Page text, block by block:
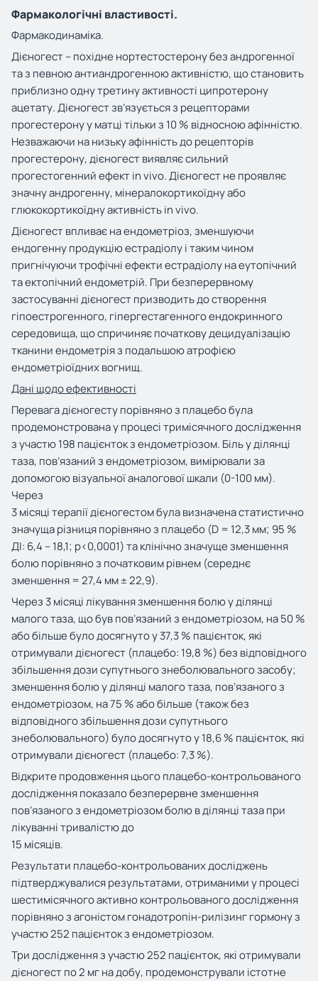
Фармакологічні властивості.
Фармакодинаміка.
Дієногест – похідне нортестостерону без андрогенної
та з певною антиандрогенною активністю, що становить
приблизно одну третину активності ципротерону
ацетату. Дієногест зв’язується з рецепторами
прогестерону у матці тільки з 10 % відносною афінністю.
Незважаючи на низьку афінність до рецепторів
прогестерону, дієногест виявляє сильний
прогестогенний ефектinvivo. Дієногест не проявляє
значну андрогенну, мінералокортикоїдну або
глюкокортикоїдну активністьinvivo.
Дієногест впливає на ендометріоз, зменшуючи
ендогенну продукцію естрадіолу і таким чином
пригнічуючи трофічні ефекти естрадіолу на еутопічний
та ектопічний ендометрій. При безперервному
застосуванні дієногест призводить до створення
гіпоестрогенного, гіпергестагенного ендокринного
середовища, що спричиняє початкову децидуалізацію
тканини ендометрія з подальшою атрофією
ендометріоїдних вогнищ.
Дані щодо ефективності
Перевага дієногесту порівняно з плацебо була
продемонстрована у процесі тримісячного дослідження
з участю 198 пацієнток з ендометріозом. Біль у ділянці
таза, пов’язаний з ендометріозом, вимірювали за
допомогою візуальної аналогової шкали (0-100 мм).
Через
3 місяці терапії дієногестом була визначена статистично
значуща різниця порівняно з плацебо (D = 12,3 мм; 95 %
ДІ: 6,4 – 18,1; p<0,0001) та клінічно значуще зменшення
болю порівняно з початковим рівнем (середнє
зменшення = 27,4 мм ± 22,9).
Через 3 місяці лікування зменшення болю у ділянці
малого таза, що був пов’язаний з ендометріозом, на 50 %
або більше було досягнуто у 37,3 % пацієнток, які
отримували дієногест (плацебо: 19,8 %) без відповідного
збільшення дози супутнього знеболювального засобу;
зменшення болю у ділянці малого таза, пов’язаного з
ендометріозом, на 75 % або більше (також без
відповідного збільшення дози супутнього
знеболювального) було досягнуто у 18,6 % пацієнток, які
отримували дієногест (плацебо: 7,3 %).
Відкрите продовження цього плацебо-контрольованого
дослідження показало безперервне зменшення
пов’язаного з ендометріозом болю в ділянці таза при
лікуванні тривалістю до
15 місяців.
Результати плацебо-контрольованих досліджень
підтверджувалися результатами, отриманими у процесі
шестимісячного активно контрольованого дослідження
порівняно з агоністом гонадотропін-рилізинг гормону з
участю 252 пацієнток з ендометріозом.
Три дослідження з участю 252 пацієнток, які отримували
дієногест по 2 мг на добу, продемонстрували істотне